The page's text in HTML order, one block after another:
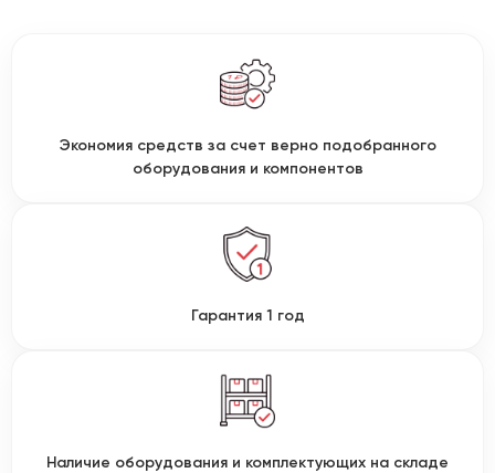
Экономия средств за счет верно подобранного
оборудования и компонентов
Гарантия 1 год
Наличие оборудования и комплектующих на складе